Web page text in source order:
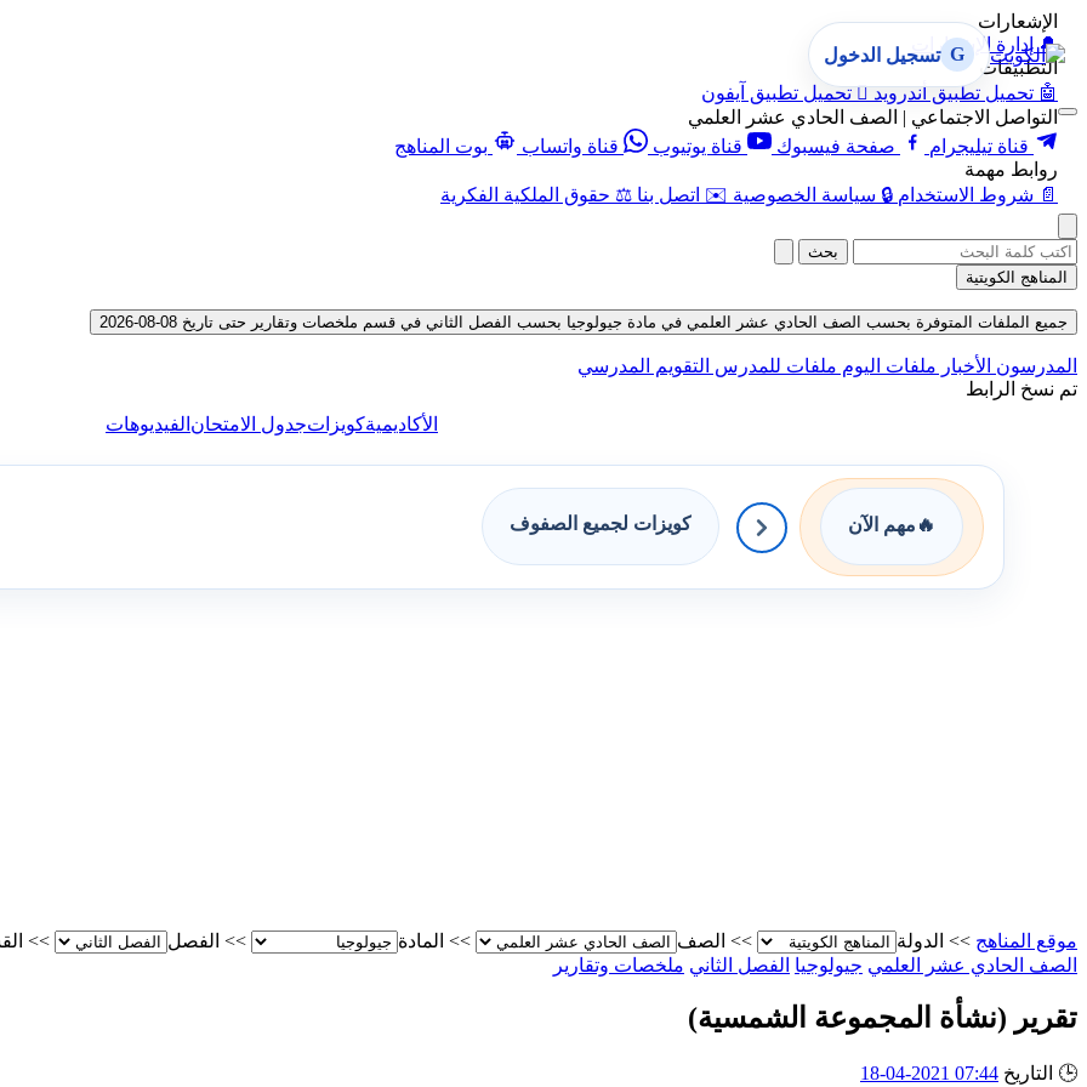
الإشعارات
🔔 إدارة الإشعارات
التطبيقات
🤖 تحميل تطبيق أندرويد  تحميل تطبيق آيفون
التواصل الاجتماعي | الصف الحادي عشر العلمي
قناة تيليجرام
صفحة فيسبوك قناة يوتيوب قناة واتساب
بوت المناهج
روابط مهمة
📄 شروط الاستخدام 🔒 سياسة الخصوصية ✉️ اتصل بنا ⚖️ حقوق الملكية الفكرية
G تسجيل الدخول
بحث
المناهج الكويتية
جميع الملفات المتوفرة بحسب الصف الحادي عشر العلمي في مادة جيولوجيا بحسب الفصل الثاني في قسم ملخصات وتقارير حتى تاريخ 08-08-2026
المدرسون الأخبار ملفات اليوم ملفات للمدرس التقويم المدرسي
تم نسخ الرابط
الأكاديميةكويزاتجدول الامتحان الفيديوهات
🔥 مهم الآن كويزات لجميع الصفوف
موقع المناهج >> الدولة >> الصف >> المادة >> الفصل >>
الصف الحادي عشر العلمي جيولوجيا الفصل الثاني ملخصات وتقارير
تقرير (نشأة المجموعة الشمسية)
🕒 التاريخ 07:44 2021-04-18